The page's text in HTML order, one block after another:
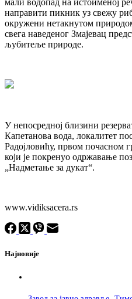
направити пикник уз свежу
окружени нетакнутом
свега наведеног Змајевац
љубитеље природе.
У непосредној близини
Капетанова вода, локалитет
Радојловићу, првом почасном
који је покренуо одржавање
„Надметање за дукат“.
www.vidiksacera.rs
Најновије